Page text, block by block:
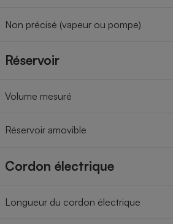
Non précisé (vapeur ou pompe)
Réservoir
Volume mesuré
Réservoir amovible
Cordon électrique
Longueur du cordon électrique